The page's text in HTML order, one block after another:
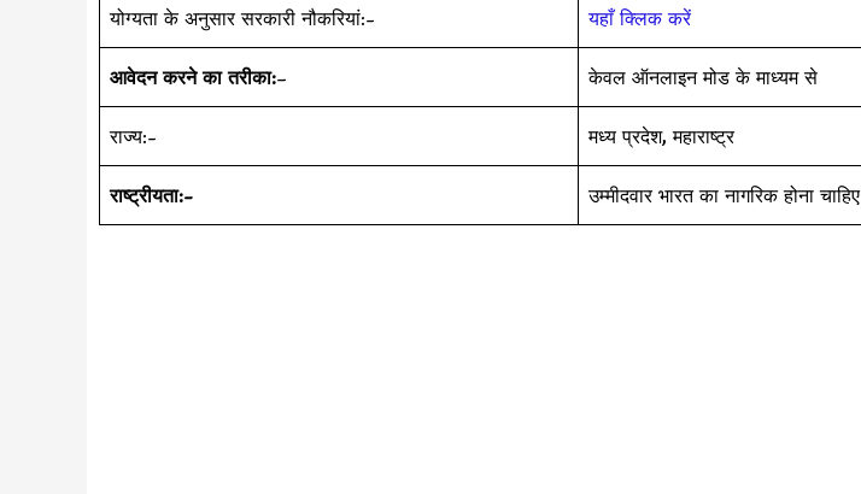
योग्यता के अनुसार सरकारी नौकरियां:- यहाँ क्लिक करें
आवेदन करने का तरीका:– केवल ऑनलाइन मोड के माध्यम से
राज्य:- मध्य प्रदेश, महाराष्ट्र
राष्ट्रीयता:- उम्मीदवार भारत का नागरिक होना चाहिए